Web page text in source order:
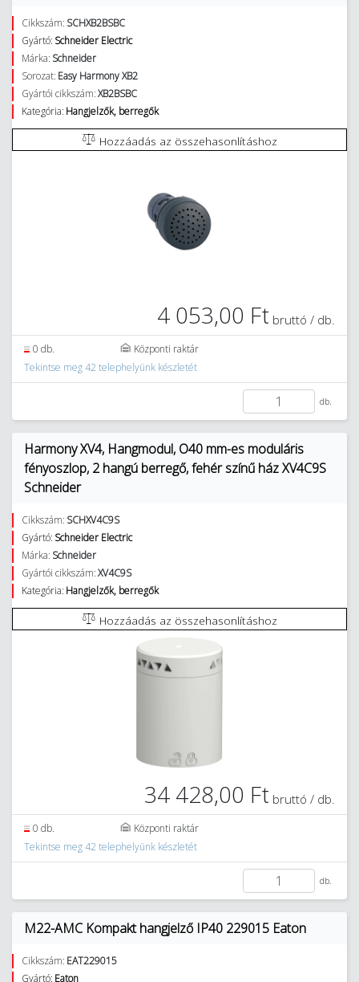
Cikkszám: SCHXB2BSBC
Gyártó: Schneider Electric
Márka: Schneider
Sorozat: Easy Harmony XB2
Gyártói cikkszám:XB2BSBC
Kategória: Hangjelzők, berregők
Hozzáadás az összehasonlításhoz
4 053,00 Ft bruttó / db.
0 db.
Központi raktár
Tekintse meg 42 telephelyünk készletét
db.
Harmony XV4, Hangmodul, O40 mm-es moduláris
fényoszlop, 2 hangú berregő, fehér színű ház XV4C9S
Schneider
Cikkszám: SCHXV4C9S
Gyártó: Schneider Electric
Márka: Schneider
Gyártói cikkszám:XV4C9S
Kategória: Hangjelzők, berregők
Hozzáadás az összehasonlításhoz
34 428,00 Ft bruttó / db.
0 db.
Központi raktár
Tekintse meg 42 telephelyünk készletét
db.
M22-AMC Kompakt hangjelző IP40 229015 Eaton
Cikkszám: EAT229015
Gyártó: Eaton